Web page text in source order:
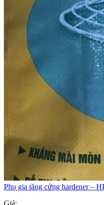
Phụ gia tăng cứng hardener –